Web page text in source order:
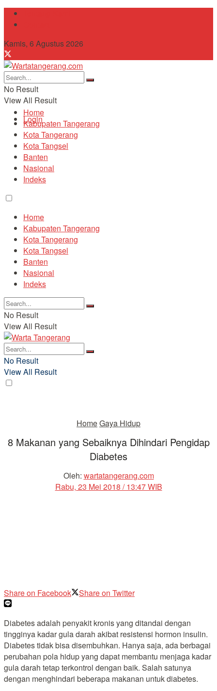
Kamis, 6 Agustus 2026
No Result
View All Result
Login
Home
Kabupaten Tangerang
Kota Tangerang
Kota Tangsel
Banten
Nasional
Indeks
Home
Kabupaten Tangerang
Kota Tangerang
Kota Tangsel
Banten
Nasional
Indeks
No Result
View All Result
No Result
View All Result
HomeGaya Hidup
8 Makanan yang Sebaiknya Dihindari Pengidap
Diabetes
Oleh: wartatangerang.com
Rabu, 23 Mei 2018 / 13:47 WIB
Share on Facebook Share on Twitter
Diabetes adalah penyakit kronis yang ditandai dengan
tingginya kadar gula darah akibat resistensi hormon insulin.
Diabetes tidak bisa disembuhkan. Hanya saja, ada berbagai
perubahan pola hidup yang dapat membantu menjaga kadar
gula darah tetap terkontrol dengan baik. Salah satunya
dengan menghindari beberapa makanan untuk diabetes.